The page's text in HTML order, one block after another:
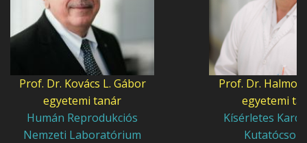
Prof. Dr. Kovács L. Gábor
egyetemi tanár
Humán Reprodukciós
Nemzeti Laboratórium
Prof. Dr.
egyetemi
Kísérletes